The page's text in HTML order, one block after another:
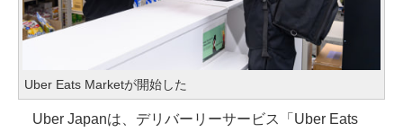
Uber Eats Marketが開始した
Uber Japanは、デリバーリーサービス「Uber Eats